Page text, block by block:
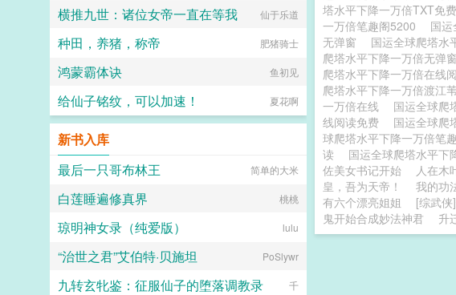
塔水平下降一万倍TXT免费
一万倍笔趣阁5200
国
无弹窗
国运全球爬塔水
爬塔水平下降一万倍无弹
爬塔水平下降一万倍在线
爬塔水平下降一万倍渡江
一万倍在线
国运全球爬
线阅读免费
国运全球爬
球爬塔水平下降一万倍笔
读
国运全球爬塔水平下
佐美女书记开始
人在木
皇，吾为天帝！
我的功
有六个漂亮姐姐
[综武
鬼开始合成妙法神君
升
横推九世：诸位女帝一直在等我 仙于乐道
种田，养猪，称帝 肥猪骑士
鸿蒙霸体诀 鱼初见
给仙子铭纹，可以加速！ 夏花啊
新书入库
最后一只哥布林王
简单的大米
白莲睡遍修真界 桃桃
琼明神女录（纯爱版） lulu
“治世之君”艾伯特·贝施坦 PoSlywr
九转玄牝鉴：征服仙子的堕落调教录 千